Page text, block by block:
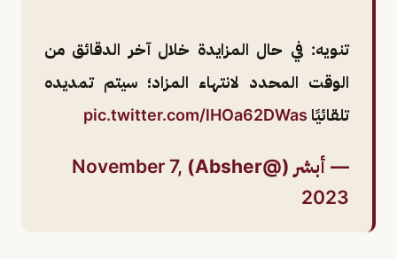
تنويه: في حال المزايدة خلال آخر الدقائق من
الوقت المحدد لانتهاء المزاد؛ سيتم تمديده
تلقائيًا pic.twitter.com/lHOa62DWas
— أبشر (@Absher)
November 7,
2023